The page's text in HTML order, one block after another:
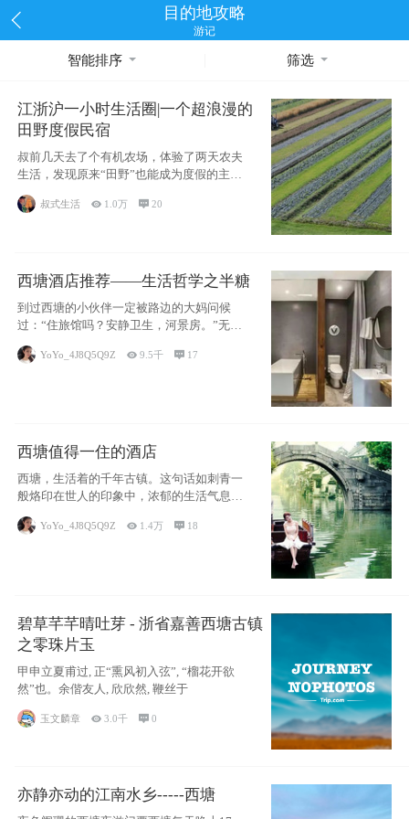
目的地攻略
游记
智能排序 筛选
江浙沪一小时生活圈|一个超浪漫的
田野度假民宿
叔前几天去了个有机农场，体验了两天农夫
生活，发现原来“田野”也能成为度假的主旋
律。江
叔式生活  1.0万 20
西塘酒店推荐——生活哲学之半糖
到过西塘的小伙伴一定被路边的大妈问候
过：“住旅馆吗？安静卫生，河景房。”无意
YoYo_4J8Q5Q9Z 9.5千  17
西塘值得一住的酒店
西塘，生活着的千年古镇。这句话如刺青一
般烙印在世人的印象中，浓郁的生活气息，
小桥流水
YoYo_4J8Q5Q9Z  1.4万  18
碧草芊芊晴吐芽 - 浙省嘉善西塘古镇
之零珠片玉
甲申立夏甫过, 正“熏风初入弦”, “榴花开欲
然”也。余偕友人, 欣欣然, 鞭丝于
玉文麟章  3.0千 0
亦静亦动的江南水乡-----西塘